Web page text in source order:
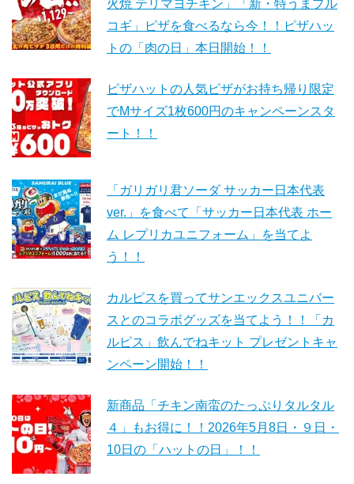
火焼 テリマヨチキン」「新・特うまプル
コギ」ピザを食べるなら今！！ピザハッ
トの「肉の日」本日開始！！
ピザハットの人気ピザがお持ち帰り限定
でMサイズ1枚600円のキャンペーンスタ
ート！！
「ガリガリ君ソーダ サッカー日本代表
ver.」を食べて「サッカー日本代表 ホー
ム レプリカユニフォーム」を当てよ
う！！
カルピスを買ってサンエックスユニバー
スとのコラボグッズを当てよう！！「カ
ルピス」飲んでねキット プレゼントキャ
ンペーン開始！！
新商品「チキン南蛮のたっぷりタルタル
４」もお得に！！2026年5月8日・９日・
10日の「ハットの日」！！